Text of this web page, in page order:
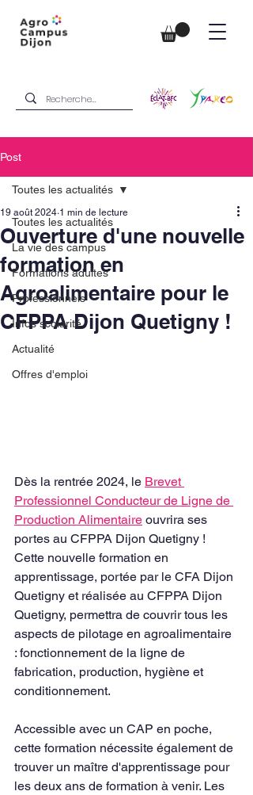
Post
Toutes les actualités
La vie des campus
Formations adultes
Professionnels
Infos scolarité
Actualité
Offres d'emploi
Toutes les actualités
Ouverture d'une nouvelle
formation en
Agroalimentaire pour le
CFPPA Dijon Quetigny !
19 août 2024 1 min de lecture
Dès la rentrée 2024, le Brevet
Professionnel Conducteur de Ligne de
Production Alimentaire ouvrira ses
portes au CFPPA Dijon Quetigny !
Cette nouvelle formation en
apprentissage, portée par le CFA Dijon
Quetigny et réalisée au CFPPA Dijon
Quetigny, permettra de couvrir tous les
aspects de pilotage en agroalimentaire
: fonctionnement de la ligne de
fabrication, production, hygiène et
conditionnement.
Accessible avec un CAP en poche,
cette formation nécessite également de
trouver un maître d'apprentissage pour
les deux ans de formation à venir. Les